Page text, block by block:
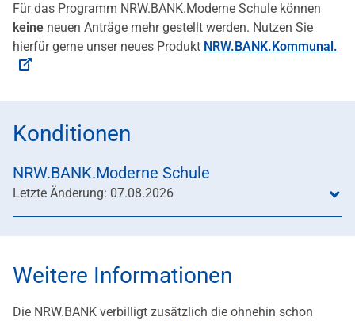
Für das Programm NRW.BANK.Moderne Schule können
keine neuen Anträge mehr gestellt werden. Nutzen Sie
hierfür gerne unser neues Produkt NRW.BANK.Kommunal.
Konditionen
NRW.BANK.Moderne Schule
Letzte Änderung: 07.08.2026
Weitere Informationen
Die NRW.BANK verbilligt zusätzlich die ohnehin schon